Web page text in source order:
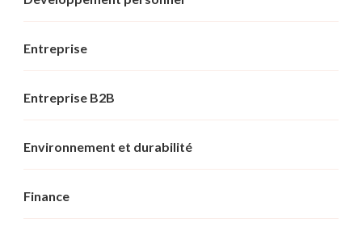
Entreprise
Entreprise B2B
Environnement et durabilité
Finance